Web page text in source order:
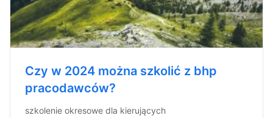
Czy w 2024 można szkolić z bhp
pracodawców?
szkolenie okresowe dla kierujących